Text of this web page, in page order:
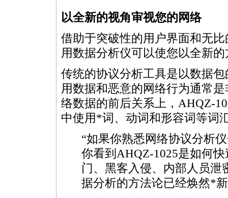
以全新的视角审视您的网络
借助于突破性的用户界面和无
用数据分析仪可以使您以全新
传统的协议分析工具是以数据
用数据和恶意的网络行为通常
络数据的前后关系上，AHQZ-
中使用 *词、动词和形容词等词
“如果你熟悉网络协议分析
你看到AHQZ-1025是如何
门、黑客入侵、内部人员
据分析的方法论已经焕然*